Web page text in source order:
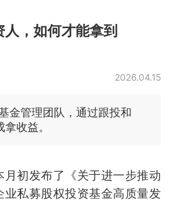
人，如何才能拿到
2026.04.15
金管理团队，通过跟投和
收益。
月初发布了《关于进一步推动
业私募股权投资基金高质量发